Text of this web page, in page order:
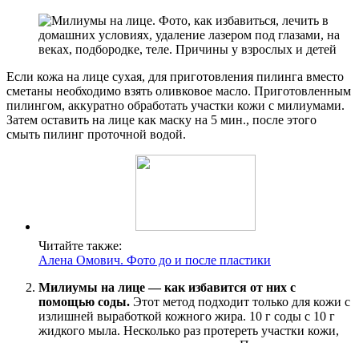
Если кожа на лице сухая, для приготовления пилинга вместо
сметаны необходимо взять оливковое масло. Приготовленным
пилингом, аккуратно обработать участки кожи с милиумами.
Затем оставить на лице как маску на 5 мин., после этого
смыть пилинг проточной водой.
Читайте также:
Алена Омович. Фото до и после пластики
Милиумы на лице — как избавится от них с
помощью соды. Этот метод подходит только для кожи с
излишней выработкой кожного жира. 10 г соды с 10 г
жидкого мыла. Несколько раз протереть участки кожи,